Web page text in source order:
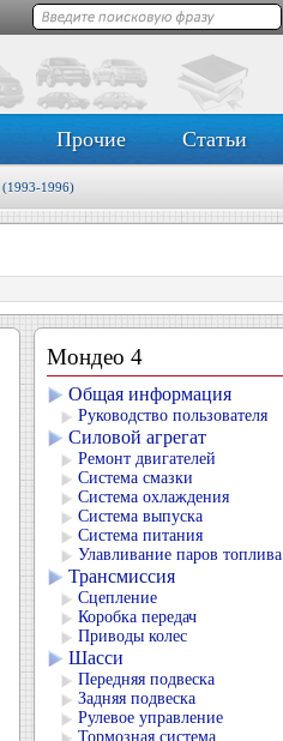
Прочие Статьи
(1993-1996)
Мондео 4
Общая информация
Руководство пользователя
Силовой агрегат
Ремонт двигателей
Система смазки
Система охлаждения
Система выпуска
Система питания
Улавливание паров топлива
Трансмиссия
Сцепление
Коробка передач
Приводы колес
Шасси
Передняя подвеска
Задняя подвеска
Рулевое управление
Тормозная система